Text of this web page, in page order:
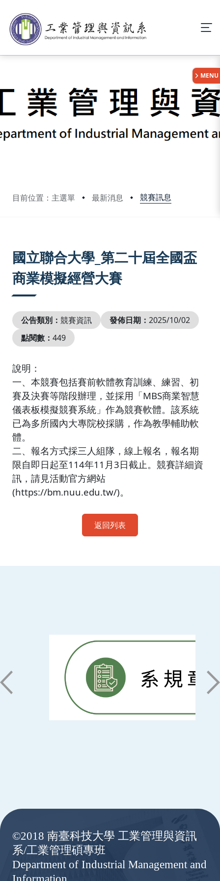
目前位置：主選單 最新消息 競賽訊息
:::
MENU
國立聯合大學_第二十屆全國盃
商業模擬經營大賽
公告類別： 競賽資訊 發佈日期： 2025/10/02
點閱數： 449
說明：
一、本競賽包括賽前軟體教育訓練、練習、初
賽及決賽等階段辦理，並採用「MBS商業智慧
儀表板模擬競賽系統」作為競賽軟體。該系統
已為多所國內大專院校採購，作為教學輔助軟
體。
二、報名方式採三人組隊，線上報名，報名期
限自即日起至114年11月3日截止。競賽詳細資
訊，請見活動官方網站
(https://bm.nuu.edu.tw/)。
返回列表
©2018 南臺科技大學 工業管理與資訊
系/工業管理碩專班
Department of Industrial Management and